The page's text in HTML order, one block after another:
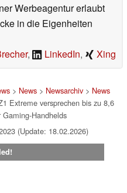
Werbeagentur erlaubt
in die Eigenheiten
, LinkedIn, Xing
> News> Newsarchiv> News
Extreme versprechen bis zu 8,6
Handhelds
(Update: 18.02.2026)